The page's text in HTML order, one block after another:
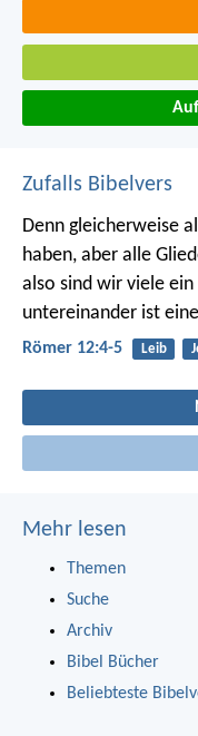
Zufalls Bibelvers
Denn gleicherweise
haben, aber alle
also sind wir viele
untereinander ist
Römer 12:4-5 Leib
Mehr lesen
Themen
Suche
Archiv
Bibel Bücher
Beliebteste